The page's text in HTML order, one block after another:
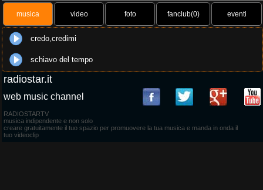
musica video foto fanclub(0) eventi
credo,credimi
schiavo del tempo
radiostar.it
web music channel
RADIOSTARTV
musica indipendente e non solo
creare gratuitamente il tuo spazio per promuovere la tua musica e manda in onda il
tuo videoclip